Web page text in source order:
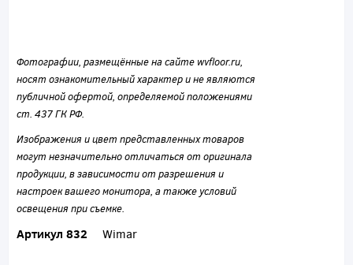
Фотографии, размещённые на сайте wvfloor.ru,
носят ознакомительный характер и не являются
публичной офертой, определяемой положениями
ст. 437 ГК РФ.
Изображения и цвет представленных товаров
могут незначительно отличаться от оригинала
продукции, в зависимости от разрешения и
настроек вашего монитора, а также условий
освещения при съемке.
Артикул 832 Wimar